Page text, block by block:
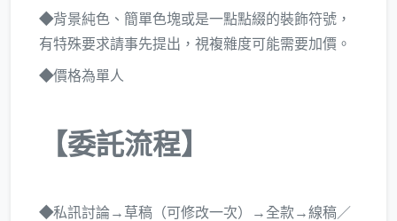
◆背景純色、簡單色塊或是一點點綴的裝飾符號，
有特殊要求請事先提出，視複雜度可能需要加價。
◆價格為單人
【委託流程】
◆私訊討論→草稿（可修改一次）→全款→線稿／